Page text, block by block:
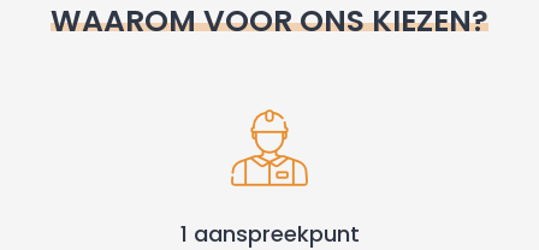
WAAROM VOOR ONS KIEZEN?
1 aanspreekpunt